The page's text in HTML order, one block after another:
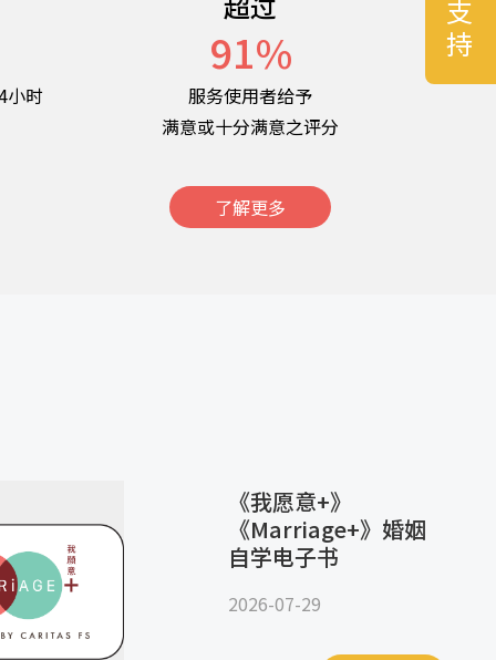
小时
91%
服务使用者给予
满意或十分满意之评分
了解更多
《我愿意+》
《Marriage+》婚姻
自学电子书
2026-07-29